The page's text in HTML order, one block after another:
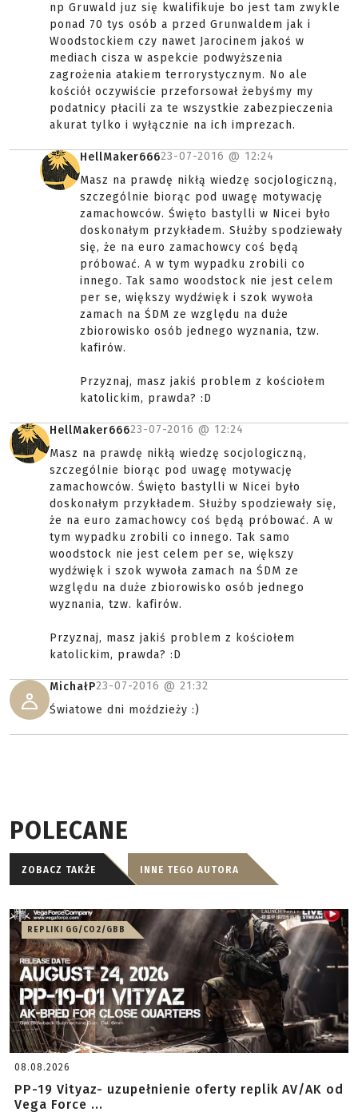
np Gruwald juz się kwalifikuje bo jest tam zwykle
ponad 70 tys osób a przed Grunwaldem jak i
Woodstockiem czy nawet Jarocinem jakoś w
mediach cisza w aspekcie podwyższenia
zagrożenia atakiem terrorystycznym. No ale
kościół oczywiście przeforsował żebyśmy my
podatnicy płacili za te wszystkie zabezpieczenia
akurat tylko i wyłącznie na ich imprezach.
HellMaker66623-07-2016 @ 12:24
Masz na prawdę nikłą wiedzę socjologiczną,
szczególnie biorąc pod uwagę motywację
zamachowców. Święto bastylli w Nicei było
doskonałym przykładem. Służby spodziewały
się, że na euro zamachowcy coś będą
próbować. A w tym wypadku zrobili co
innego. Tak samo woodstock nie jest celem
per se, większy wydźwięk i szok wywoła
zamach na ŚDM ze względu na duże
zbiorowisko osób jednego wyznania, tzw.
kafirów.
Przyznaj, masz jakiś problem z kościołem
katolickim, prawda? :D
HellMaker66623-07-2016 @ 12:24
Masz na prawdę nikłą wiedzę socjologiczną,
szczególnie biorąc pod uwagę motywację
zamachowców. Święto bastylli w Nicei było
doskonałym przykładem. Służby spodziewały się,
że na euro zamachowcy coś będą próbować. A w
tym wypadku zrobili co innego. Tak samo
woodstock nie jest celem per se, większy
wydźwięk i szok wywoła zamach na ŚDM ze
względu na duże zbiorowisko osób jednego
wyznania, tzw. kafirów.
Przyznaj, masz jakiś problem z kościołem
katolickim, prawda? :D
MichałP23-07-2016 @ 21:32
Światowe dni moździeży :)
POLECANE
ZOBACZ TAKŻE INNE TEGO AUTORA
REPLIKI GG/CO2/GBB
08.08.2026
PP-19 Vityaz- uzupełnienie oferty replik AV/AK od
Vega Force ...